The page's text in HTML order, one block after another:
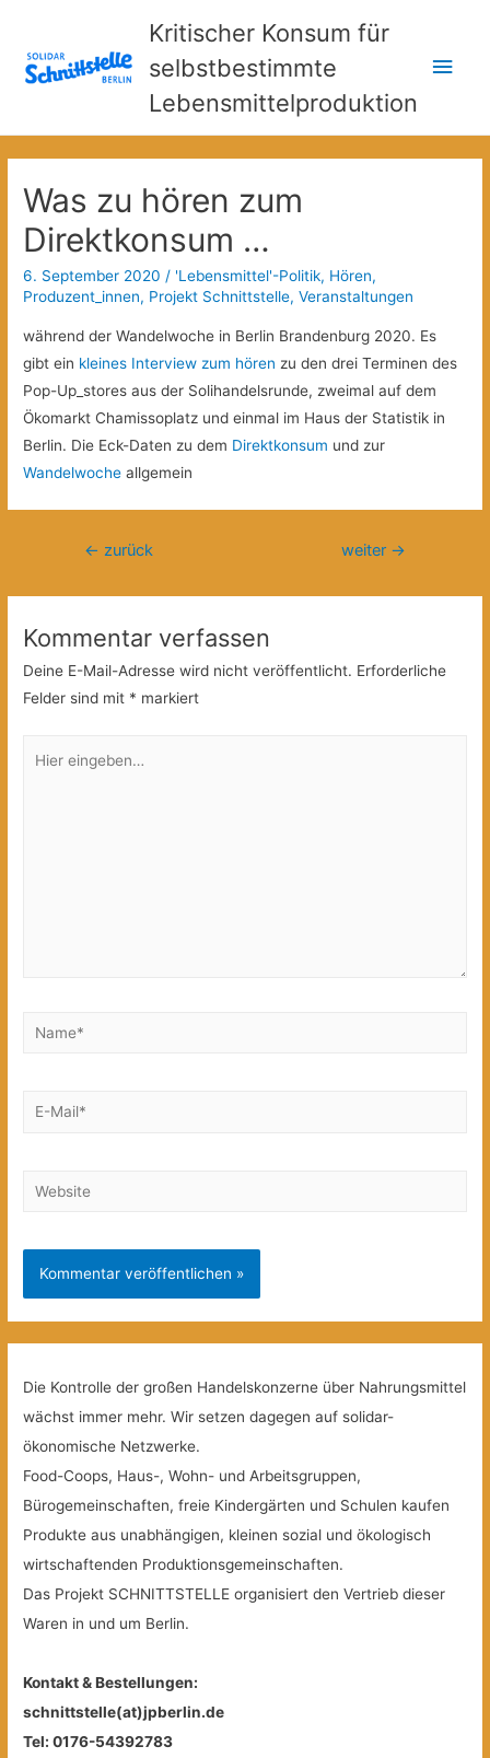
Kritischer Konsum für
selbstbestimmte
Lebensmittelproduktion
Was zu hören zum
Direktkonsum …
6. September 2020 / 'Lebensmittel'-Politik, Hören,
Produzent_innen, Projekt Schnittstelle,Veranstaltungen
während der Wandelwoche in Berlin Brandenburg 2020. Es
gibt ein kleines Interview zum hören zu den drei Terminen des
Pop-Up_stores aus der Solihandelsrunde, zweimal auf dem
Ökomarkt Chamissoplatz und einmal im Haus der Statistik in
Berlin. Die Eck-Daten zu dem Direktkonsum und zur
Wandelwoche allgemein
Beitragsnavigation
← zurück weiter →
Kommentar verfassen
Deine E-Mail-Adresse wird nicht veröffentlicht. Erforderliche
Felder sind mit * markiert
eingeben…
Name*
E-
Website
Die Kontrolle der großen Handelskonzerne über Nahrungsmittel
wächst immer mehr. Wir setzen dagegen auf solidar-
ökonomische Netzwerke.
Food-Coops, Haus-, Wohn- und Arbeitsgruppen,
Bürogemeinschaften, freie Kindergärten und Schulen kaufen
Produkte aus unabhängigen, kleinen sozial und ökologisch
wirtschaftenden Produktionsgemeinschaften.
Das Projekt SCHNITTSTELLE organisiert den Vertrieb dieser
Waren in und um Berlin.
Kontakt & Bestellungen:
schnittstelle(at)jpberlin.de
Tel: 0176-54392783